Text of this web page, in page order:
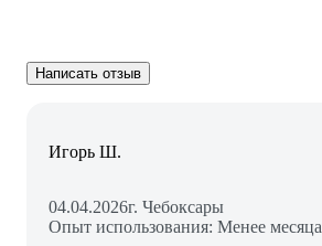
Написать отзыв
Игорь Ш.
04.04.2026г. Чебоксары
Опыт использования: Менее месяца